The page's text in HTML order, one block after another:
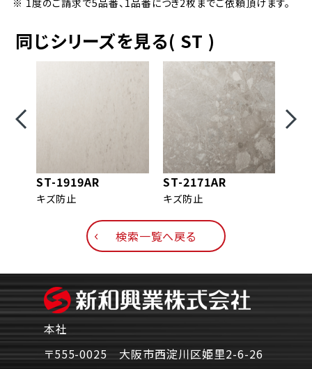
※ 1度のご請求で5品番、1品番につき2枚までご依頼頂けます。
同じシリーズを見る( ST )
ST-1919AR
キズ防止
ST-2171AR
キズ防止
検索一覧へ戻る
本社
〒555-0025 大阪市西淀川区姫里2-6-26